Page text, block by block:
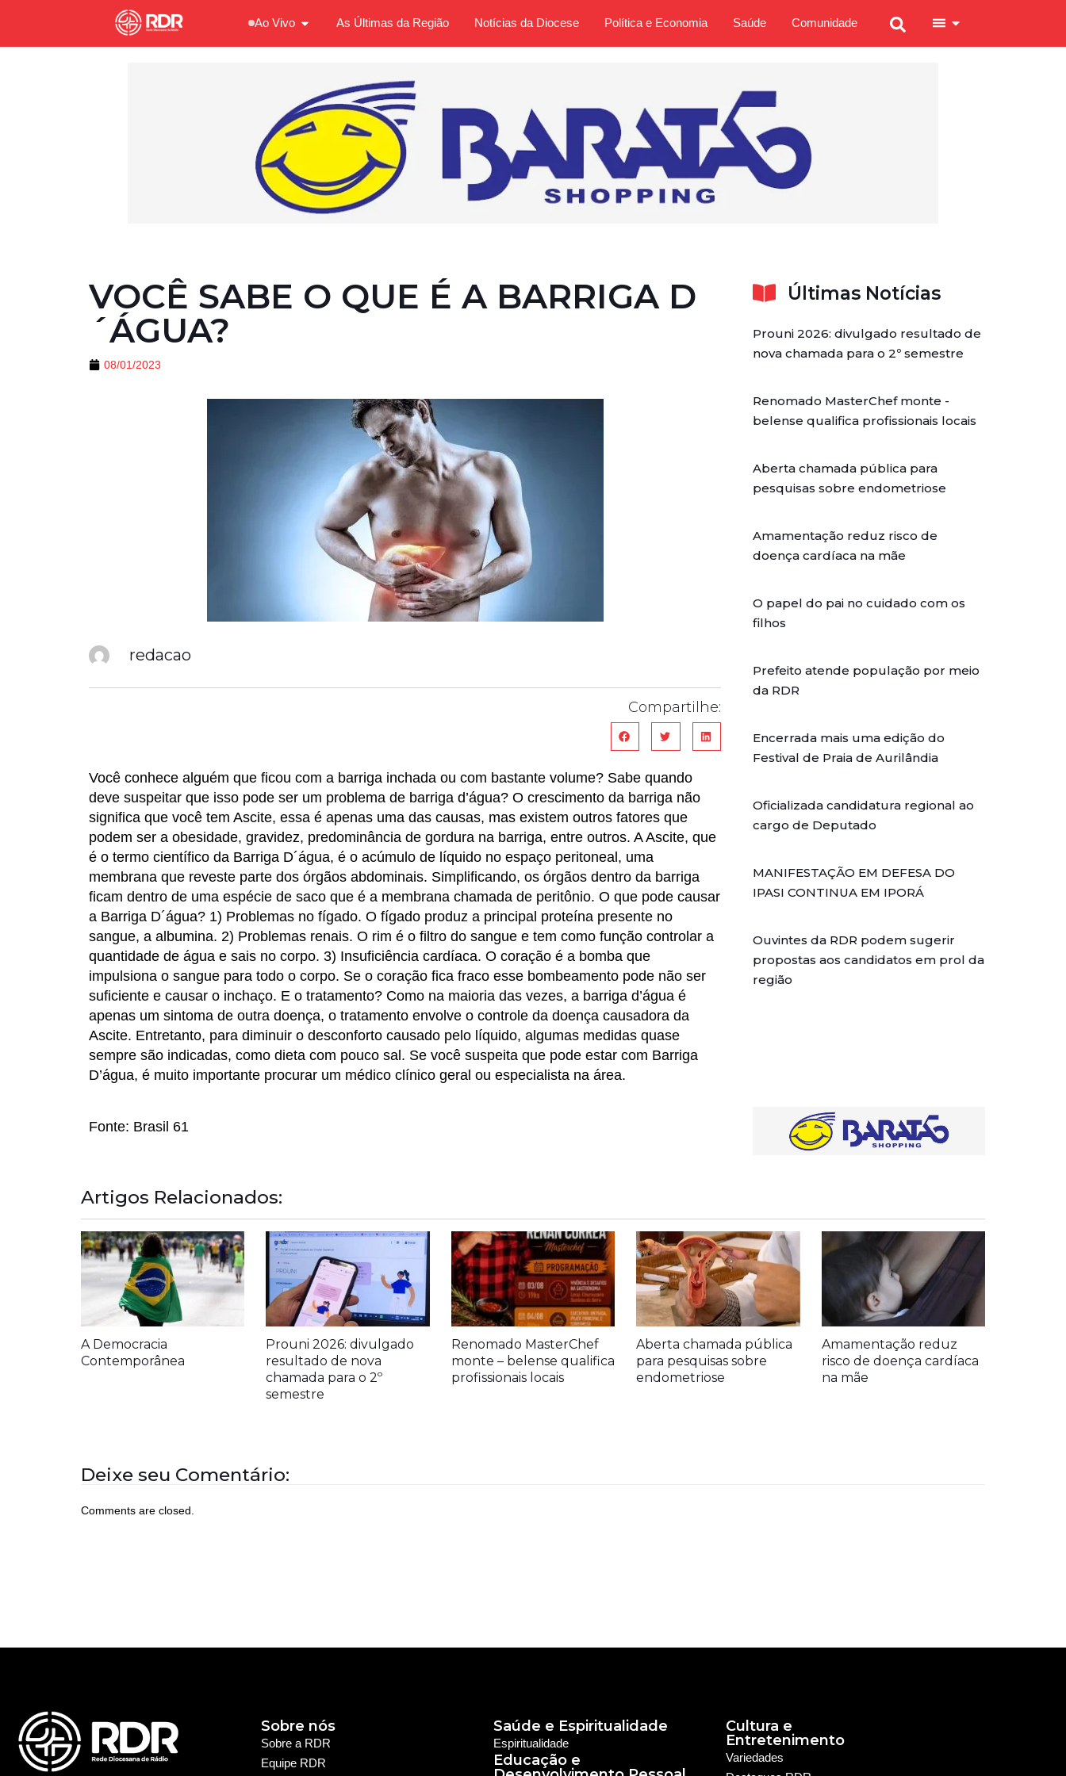
Ao Vivo As Últimas da Região Notícias da Diocese Política e Economia Saúde Comunidade
VOCÊ SABE O QUE É A BARRIGA D
´ÁGUA?
08/01/2023
redacao
Compartilhe:
Você conhece alguém que ficou com a barriga inchada ou com bastante volume? Sabe quando
deve suspeitar que isso pode ser um problema de barriga d’água? O crescimento da barriga não
significa que você tem Ascite, essa é apenas uma das causas, mas existem outros fatores que
podem ser a obesidade, gravidez, predominância de gordura na barriga, entre outros. A Ascite, que
é o termo científico da Barriga D´água, é o acúmulo de líquido no espaço peritoneal, uma
membrana que reveste parte dos órgãos abdominais. Simplificando, os órgãos dentro da barriga
ficam dentro de uma espécie de saco que é a membrana chamada de peritônio. O que pode causar
a Barriga D´água? 1) Problemas no fígado. O fígado produz a principal proteína presente no
sangue, a albumina. 2) Problemas renais. O rim é o filtro do sangue e tem como função controlar a
quantidade de água e sais no corpo. 3) Insuficiência cardíaca. O coração é a bomba que
impulsiona o sangue para todo o corpo. Se o coração fica fraco esse bombeamento pode não ser
suficiente e causar o inchaço. E o tratamento? Como na maioria das vezes, a barriga d’água é
apenas um sintoma de outra doença, o tratamento envolve o controle da doença causadora da
Ascite. Entretanto, para diminuir o desconforto causado pelo líquido, algumas medidas quase
sempre são indicadas, como dieta com pouco sal. Se você suspeita que pode estar com Barriga
D’água, é muito importante procurar um médico clínico geral ou especialista na área.
Fonte: Brasil 61
Últimas Notícias
Prouni 2026: divulgado resultado de
nova chamada para o 2º semestre
Renomado MasterChef monte -
belense qualifica profissionais locais
Aberta chamada pública para
pesquisas sobre endometriose
Amamentação reduz risco de
doença cardíaca na mãe
O papel do pai no cuidado com os
filhos
Prefeito atende população por meio
da RDR
Encerrada mais uma edição do
Festival de Praia de Aurilândia
Oficializada candidatura regional ao
cargo de Deputado
MANIFESTAÇÃO EM DEFESA DO
IPASI CONTINUA EM IPORÁ
Ouvintes da RDR podem sugerir
propostas aos candidatos em prol da
região
Artigos Relacionados:
A Democracia
Contemporânea
Prouni 2026: divulgado
resultado de nova
chamada para o 2º
semestre
Renomado MasterChef
monte – belense qualifica
profissionais locais
Aberta chamada pública
para pesquisas sobre
endometriose
Amamentação reduz
risco de doença cardíaca
na mãe
Deixe seu Comentário:
Comments are closed.
Sobre a RDR
Equipe RDR
Sobre nós Saúde e Espiritualidade
Espiritualidade
Educação e
Cultura e
Entretenimento
Variedades